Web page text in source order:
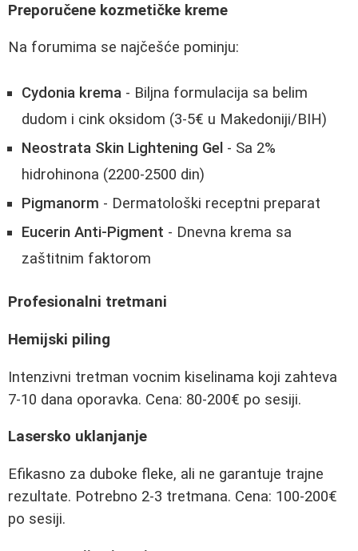
Preporučene kozmetičke kreme
Na forumima se najčešće pominju:
Cydonia krema - Biljna formulacija sa belim
dudom i cink oksidom (3-5€ u Makedoniji/BIH)
Neostrata Skin Lightening Gel - Sa 2%
hidrohinona (2200-2500 din)
Pigmanorm - Dermatološki receptni preparat
Eucerin Anti-Pigment - Dnevna krema sa
zaštitnim faktorom
Profesionalni tretmani
Hemijski piling
Intenzivni tretman vocnim kiselinama koji zahteva
7-10 dana oporavka. Cena: 80-200€ po sesiji.
Lasersko uklanjanje
Efikasno za duboke fleke, ali ne garantuje trajne
rezultate. Potrebno 2-3 tretmana. Cena: 100-200€
po sesiji.